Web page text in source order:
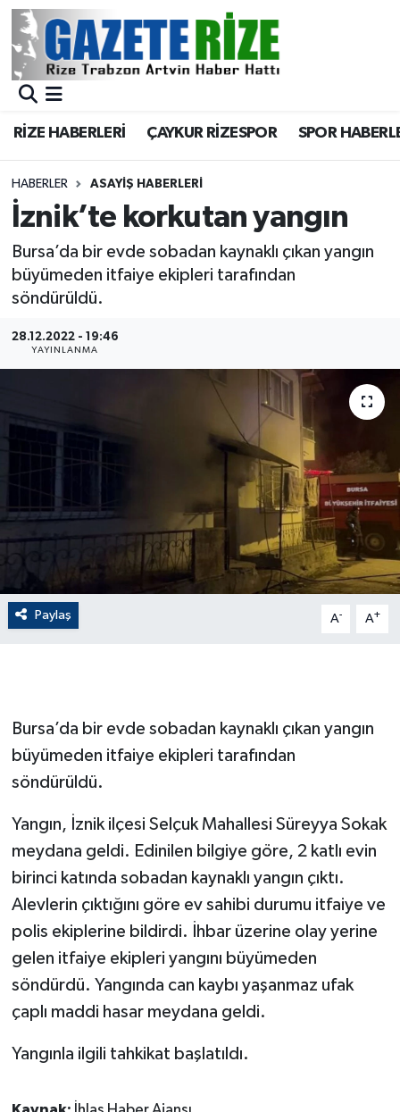
RİZE HABERLERİ ÇAYKUR RİZESPOR SPOR
HABERLER ASAYIŞ HABERLERI
İznik’te korkutan yangın
Bursa’da bir evde sobadan kaynaklı çıkan yangın
büyümeden itfaiye ekipleri tarafından
söndürüldü.
28.12.2022 - 19:46
YAYINLANMA
Paylaş A- A+
Bursa’da bir evde sobadan kaynaklı çıkan yangın
büyümeden itfaiye ekipleri tarafından
söndürüldü.
Yangın, İznik ilçesi Selçuk Mahallesi Süreyya Sokak
meydana geldi. Edinilen bilgiye göre, 2 katlı evin
birinci katında sobadan kaynaklı yangın çıktı.
Alevlerin çıktığını göre ev sahibi durumu itfaiye ve
polis ekiplerine bildirdi. İhbar üzerine olay yerine
gelen itfaiye ekipleri yangını büyümeden
söndürdü. Yangında can kaybı yaşanmaz ufak
çaplı maddi hasar meydana geldi.
Yangınla ilgili tahkikat başlatıldı.
BÖLGEMİZ
Asayiş
Rize Jandarma Komutanlığı
Bilim Teknoloji
Bölge
Advertising news
ÇEVRE
Dünya
EĞİTİM
EKONOMİ
Flaş Haber
GENEL
GÜNDEM
Güvenlik
HABERDE İNSAN
Merkez Nöbetçi Eczaneler
Merkez Trafik Yoğunluk Haritası
Süper Lig Puan Durumu ve Fikstür
Tüm Manşetler
Son Dakika Haberleri
Haber Arşivi